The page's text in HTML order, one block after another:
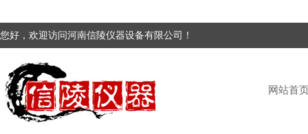
您好，欢迎访问河南信陵仪器设备有限公司！
网站首